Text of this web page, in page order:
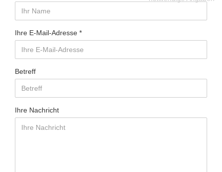
Ihre E-Mail-Adresse
Betreff
Ihre Nachricht